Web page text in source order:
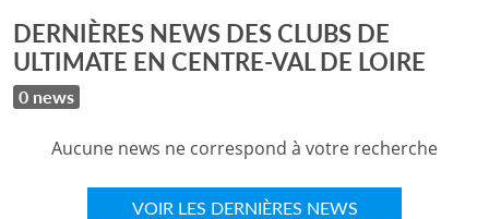
DERNIÈRES NEWS DES CLUBS DE
ULTIMATE EN CENTRE-VAL DE LOIRE
0 news
Aucune news ne correspond à votre recherche
VOIR LES DERNIÈRES NEWS